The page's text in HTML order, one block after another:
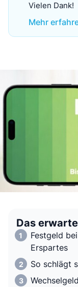
Vielen Dank!
Mehr
Das
Festgeld
Erspartes
So schlägt